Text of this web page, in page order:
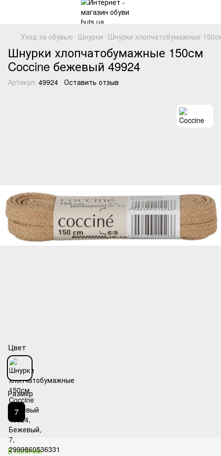
Уход за обувью Шнурки Шнурки хлопчатобумажные
Шнурки хлопчатобумажные 150см
Coccine бежевый 49924
Артикул: 49924 Оставить отзыв
Цвет
Размер
7
В наличии